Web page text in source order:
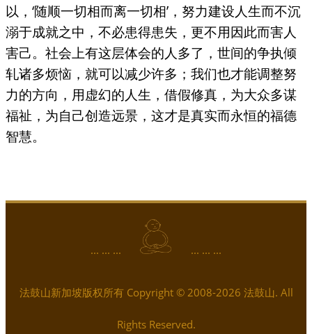
以，‘随顺一切相而离一切相’，努力建设人生而不沉
溺于成就之中，不必患得患失，更不用因此而害人
害己。社会上有这层体会的人多了，世间的争执倾
轧诸多烦恼，就可以减少许多；我们也才能调整努
力的方向，用虚幻的人生，借假修真，为大众多谋
福祉，为自己创造远景，这才是真实而永恒的福德
智慧。
... ... ... ... ... ...
法鼓山新加坡版权所有 Copyright © 2008-2026 法鼓山. All
Rights Reserved.